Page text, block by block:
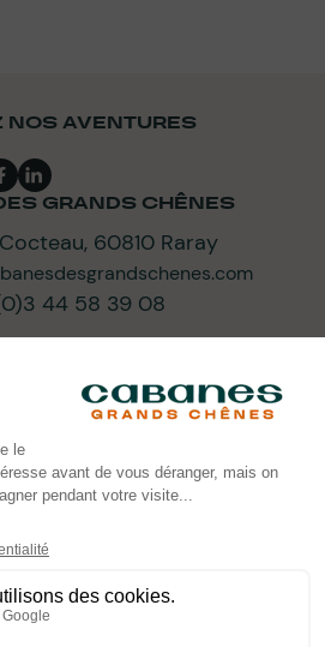
AVENTURES
GRANDS CHÊNES
60810 Raray
44 58 39 08
TOURISME DE PROGRÈS
À NOTRE NEWSLETTER